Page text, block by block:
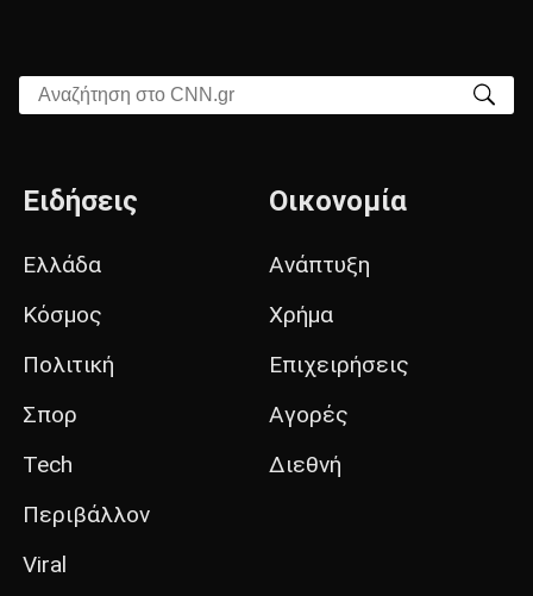
Αναζήτηση στο CNN.gr
Ειδήσεις
Ελλάδα
Κόσμος
Πολιτική
Σπορ
Tech
Περιβάλλον
Viral
Οικονομία
Ανάπτυξη
Χρήμα
Επιχειρήσεις
Αγορές
Διεθνή